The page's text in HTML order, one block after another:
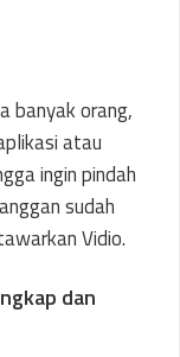
banyak orang,
atau
ingin pindah
sudah
Vidio.
dan